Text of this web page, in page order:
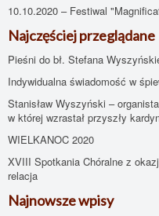
10.10.2020 – Festiwal
Najczęściej przeglądane
Pieśni do bł. Stefana
Indywidualna świadomość w
Stanisław Wyszyński –
w której wzrastał przyszły
WIELKANOC 2020
XVIII Spotkania Chóralne z
relacja
Najnowsze wpisy